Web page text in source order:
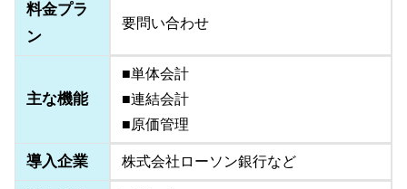
料金プラ
ン
要問い合わせ
主な機能
■単体会計
■連結会計
■原価管理
導入企業 株式会社ローソン銀行など